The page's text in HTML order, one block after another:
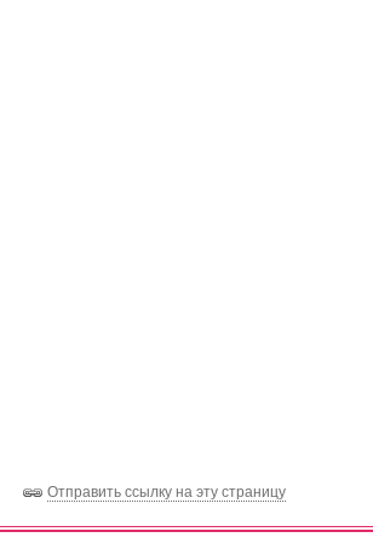
Отправить ссылку на эту страницу